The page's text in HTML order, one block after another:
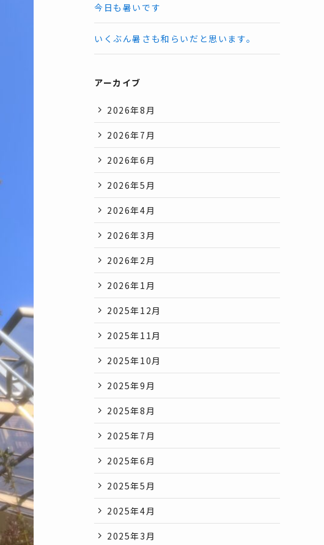
今日も暑いです
いくぶん暑さも和らいだと思います。
アーカイブ
2026年8月
2026年7月
2026年6月
2026年5月
2026年4月
2026年3月
2026年2月
2026年1月
2025年12月
2025年11月
2025年10月
2025年9月
2025年8月
2025年7月
2025年6月
2025年5月
2025年4月
2025年3月